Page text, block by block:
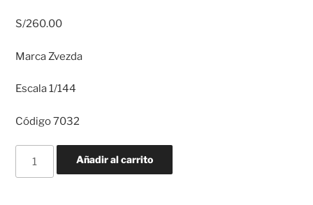
S/260.00
Marca Zvezda
Escala 1/144
Código 7032
757-
Añadir al carrito